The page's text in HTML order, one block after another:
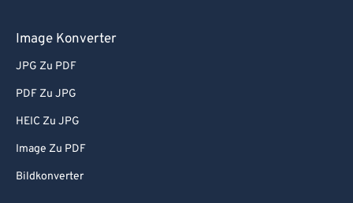
Image Konverter
JPG Zu PDF
PDF Zu JPG
HEIC Zu JPG
Image Zu PDF
Bildkonverter